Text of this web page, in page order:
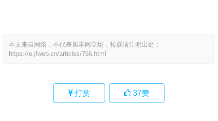
本文来自网络，不代表旭丰网立场，转载请注明出处：
https://o.jfweb.cn/articles/756.html
打赏 37赞